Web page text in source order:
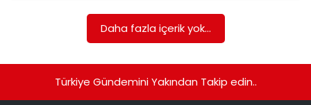
Daha fazla içerik yok...
Türkiye Gündemini Yakından Takip edin..